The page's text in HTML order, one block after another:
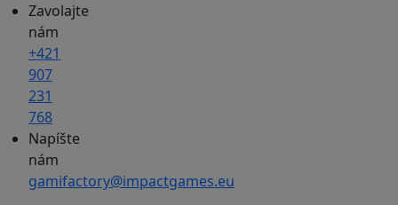
Zavolajte
nám
+421
907
231
768
Napíšte
nám
gamifactory@impactgames.eu